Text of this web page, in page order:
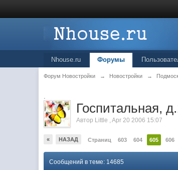
Nhouse.ru Форумы
Форум Новостройки → Новостройки →
.
Госпитальная,
Автор Little ,Apr 20 2006 15:07
« НАЗАД Страниц 603 604 605 606
Сообщений в теме: 14685